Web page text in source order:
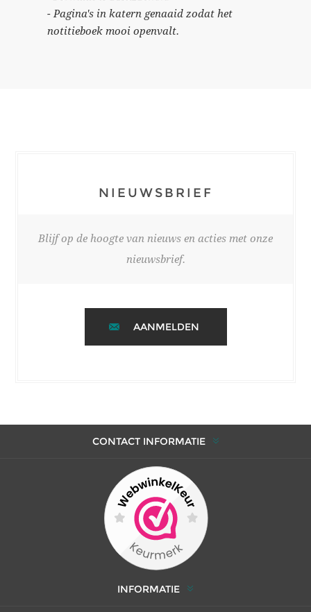
- Pagina's in katern genaaid zodat het
notitieboek mooi openvalt.
NIEUWSBRIEF
Blijf op de hoogte van nieuws en acties met onze
nieuwsbrief.
AANMELDEN
CONTACT INFORMATIE
INFORMATIE